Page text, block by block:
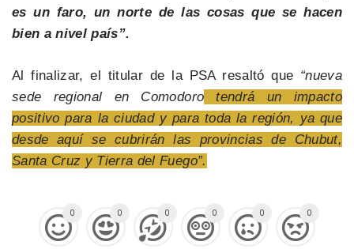
es un faro, un norte de las cosas que se hacen
bien a nivel país”.
Al finalizar, el titular de la PSA resaltó que “nueva
sede regional en Comodoro tendrá un impacto
positivo para la ciudad y para toda la región, ya que
desde aquí se cubrirán las provincias de Chubut,
Santa Cruz y Tierra del Fuego”.
0 0 0 0 0 0